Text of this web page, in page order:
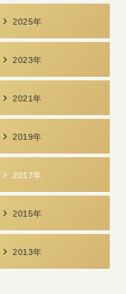
2025年
2023年
2021年
2019年
2017年
2015年
2013年